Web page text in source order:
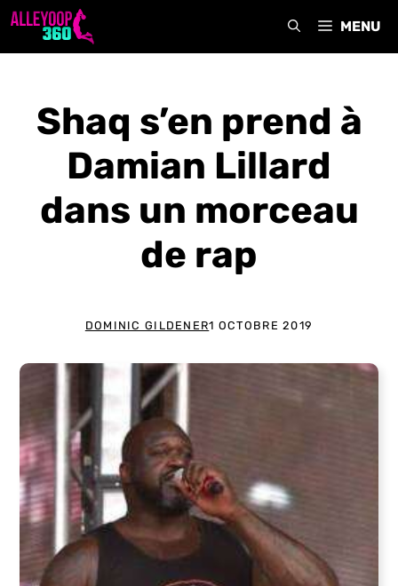
Aller
MENU
Shaq s’en prend à
Damian Lillard
dans un morceau
de rap
DOMINIC GILDENER1 OCTOBRE 2019